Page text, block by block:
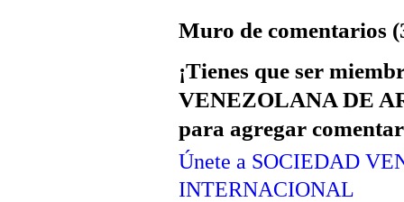
Muro de comentarios
¡Tienes que ser
VENEZOLANA DE
para agregar
Únete a SOCIEDAD
INTERNACIONAL